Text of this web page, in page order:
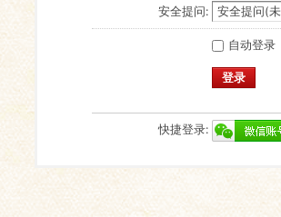
安全提问:
自动登录
登录
快捷登录: